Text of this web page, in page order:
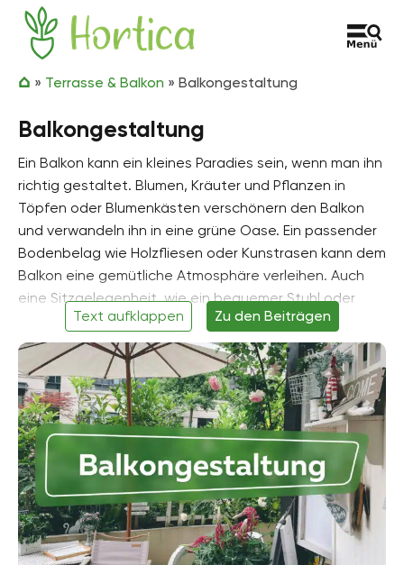
Zum Inhalt springen
Hortica
» Terrasse & Balkon » Balkongestaltung
Balkongestaltung
Ein Balkon kann ein kleines Paradies sein, wenn man ihn
richtig gestaltet. Blumen, Kräuter und Pflanzen in
Töpfen oder Blumenkästen verschönern den Balkon
und verwandeln ihn in eine grüne Oase. Ein passender
Bodenbelag wie Holzfliesen oder Kunstrasen kann dem
Balkon eine gemütliche Atmosphäre verleihen. Auch
eine Sitzgelegenheit, wie ein bequemer Stuhl oder
eine Bank, ist wichtig, um den Balkon zu einem
gemütlichen Ort zu machen. Ein Sonnenschirm oder
eine Markise können vor Sonne und Regen schützen.
Wenn der Balkon über einen Wasseranschluss verfügt,
kann auch ein kleiner Tischgrill oder eine Feuerstelle für
eine gemütliche Atmosphäre sorgen. Wenn Sie Ihre
Privatsphäre schützen möchten, können Sie auch
einen Sichtschutz aus Bambus, Stoff oder anderen
Materialien anbringen.
Text aufklappen Zu den Beiträgen